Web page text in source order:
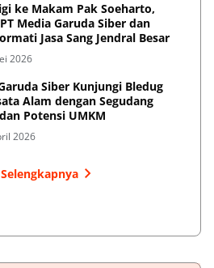
ke Makam Pak Soeharto,
Media Garuda Siber dan
Jasa Sang Jendral Besar
2026
Siber Kunjungi Bledug
Alam dengan Segudang
Potensi UMKM
2026